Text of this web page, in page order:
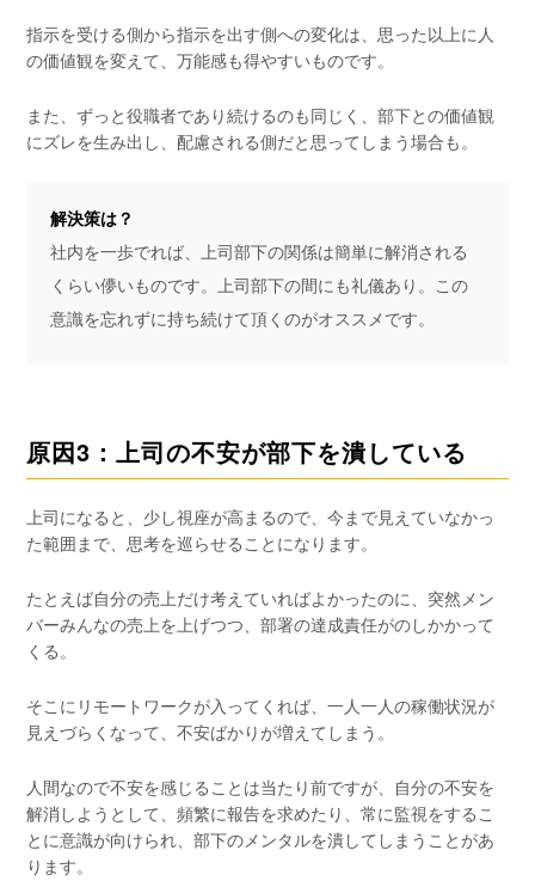
指示を受ける側から指示を出す側への変化は、思った以上に人
の価値観を変えて、万能感も得やすいものです。
また、ずっと役職者であり続けるのも同じく、部下との価値観
にズレを生み出し、配慮される側だと思ってしまう場合も。
解決策は？
社内を一歩でれば、上司部下の関係は簡単に解消される
くらい儚いものです。上司部下の間にも礼儀あり。この
意識を忘れずに持ち続けて頂くのがオススメです。
原因3：上司の不安が部下を潰している
上司になると、少し視座が高まるので、今まで見えていなかっ
た範囲まで、思考を巡らせることになります。
たとえば自分の売上だけ考えていればよかったのに、突然メン
バーみんなの売上を上げつつ、部署の達成責任がのしかかって
くる。
そこにリモートワークが入ってくれば、一人一人の稼働状況が
見えづらくなって、不安ばかりが増えてしまう。
人間なので不安を感じることは当たり前ですが、自分の不安を
解消しようとして、頻繁に報告を求めたり、常に監視をするこ
とに意識が向けられ、部下のメンタルを潰してしまうことがあ
ります。